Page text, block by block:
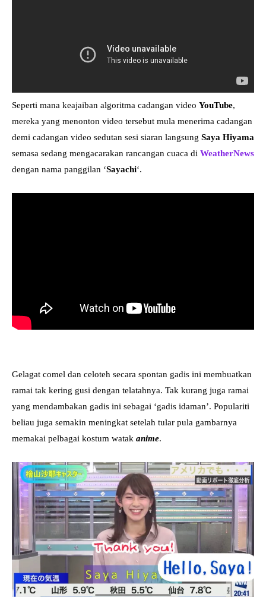
Seperti mana keajaiban algoritma cadangan video YouTube,
mereka yang menonton video tersebut mula menerima cadangan
demi cadangan video sedutan sesi siaran langsung Saya Hiyama
semasa sedang mengacarakan rancangan cuaca di WeatherNews
dengan nama panggilan ‘Sayachi‘.
Gelagat comel dan celoteh secara spontan gadis ini membuatkan
ramai tak kering gusi dengan telatahnya. Tak kurang juga ramai
yang mendambakan gadis ini sebagai ‘gadis idaman’. Populariti
beliau juga semakin meningkat setelah tular pula gambarnya
memakai pelbagai kostum watak anime.